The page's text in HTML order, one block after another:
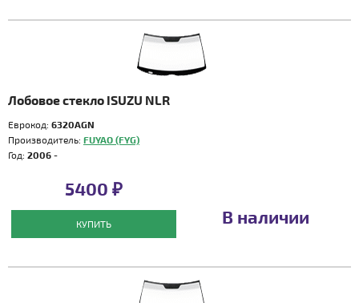
Лобовое стекло ISUZU NLR
Еврокод: 6320AGN
Производитель: FUYAO (FYG)
Год: 2006 -
5400 ₽
КУПИТЬ В наличии